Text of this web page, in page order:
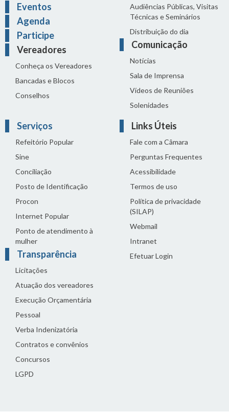
Eventos
Agenda
Participe
Vereadores
Conheça os Vereadores
Bancadas e Blocos
Conselhos
Audiências Públicas, Visitas
Técnicas e Seminários
Distribuição do dia
Comunicação
Notícias
Sala de Imprensa
Vídeos de Reuniões
Solenidades
Serviços
Refeitório Popular
Sine
Conciliação
Posto de Identificação
Procon
Internet Popular
Ponto de atendimento à
mulher
Transparência
Licitações
Atuação dos vereadores
Execução Orçamentária
Pessoal
Verba Indenizatória
Contratos e convênios
Concursos
LGPD
Links Úteis
Fale com a Câmara
Perguntas Frequentes
Acessibilidade
Termos de uso
Política de privacidade
(SILAP)
Webmail
Intranet
Efetuar Login